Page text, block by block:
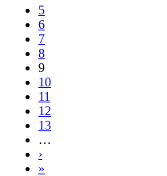
5
6
7
8
9
10
11
12
13
…
›
»